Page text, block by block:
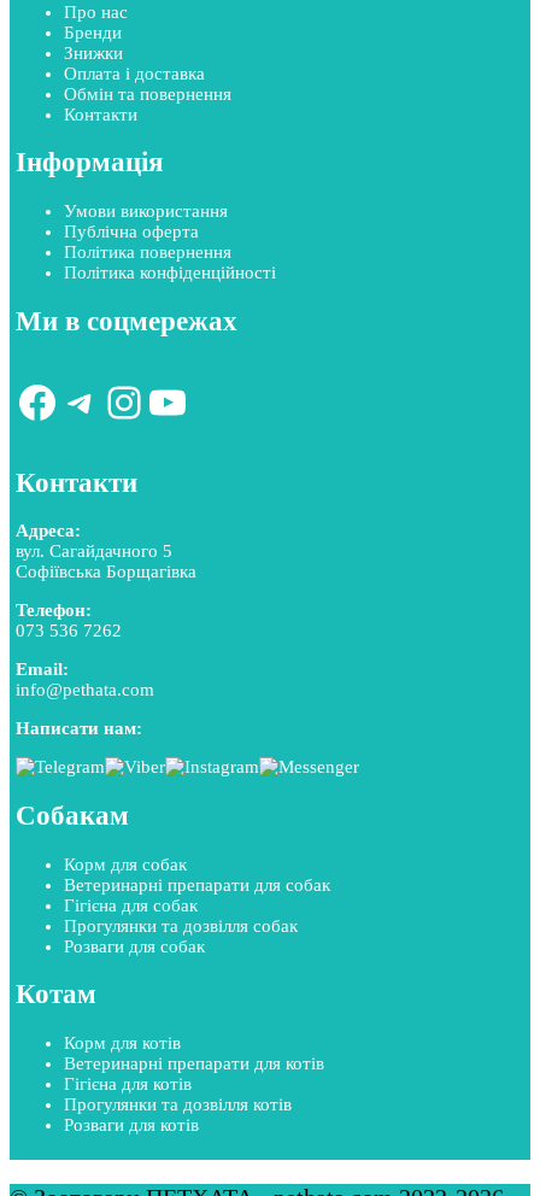
Про нас
Бренди
Знижки
Оплата і доставка
Обмін та повернення
Контакти
Інформація
Умови використання
Публічна оферта
Політика повернення
Політика конфіденційності
Ми в соцмережах
Facebook
Telegram
Instagram
YouTube
Контакти
Адреса:
вул. Сагайдачного 5
Софіївська Борщагівка
Телефон:
073 536 7262
Email:
info@pethata.com
Написати нам:
Собакам
Корм для собак
Ветеринарні препарати для собак
Гігієна для собак
Прогулянки та дозвілля собак
Розваги для собак
Котам
Корм для котів
Ветеринарні препарати для котів
Гігієна для котів
Прогулянки та дозвілля котів
Розваги для котів